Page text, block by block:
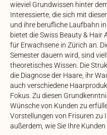
wieviel Grundwissen hinter
Interessierte, die sich mit
und ihre berufliche Laufbahn
bietet die Swiss Beauty & Hair
für Erwachsene in Zürich an.
Semester dauern wird, sind
theoretisches Wissen. Die
die Diagnose der Haare, ihr
auch verschiedene
Fokus. Zu diesen
Wünsche von Kunden zu
Vorstellungen von Frisuren zu
außerdem, wie Sie Ihre